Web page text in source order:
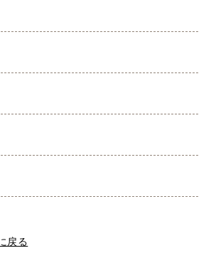
戻る